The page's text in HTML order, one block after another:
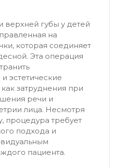
верхней губы у детей
на
которая соединяет
Эта операция
эстетические
затруднения при
речи и
лица. Несмотря
процедура требует
подхода и
пациента.